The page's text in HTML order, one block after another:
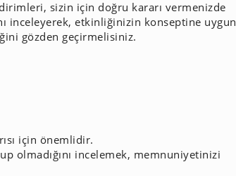
sizin için doğru kararı vermenizde
inceleyerek, etkinliğinizin konseptine uygun
gözden geçirmelisiniz.
için önemlidir.
olmadığını incelemek, memnuniyetinizi